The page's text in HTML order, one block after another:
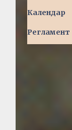
Календар
Регламент